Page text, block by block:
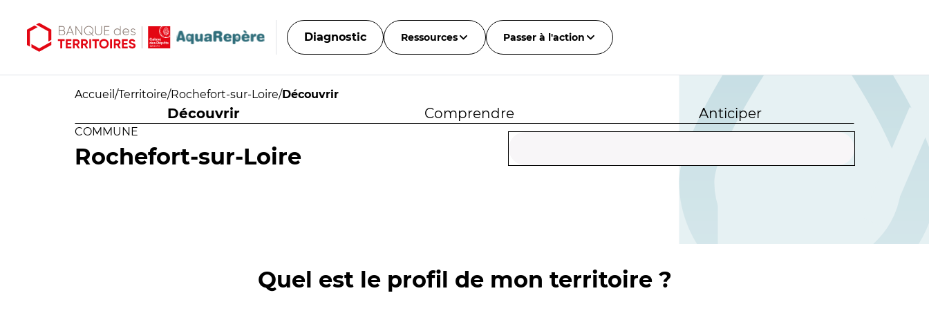
Diagnostic Ressources Passer à l'action
Accueil /Territoire/Rochefort-sur-Loire/Découvrir
Découvrir Comprendre Anticiper
COMMUNE
Rochefort-sur-Loire
Quel est le profil de mon territoire ?